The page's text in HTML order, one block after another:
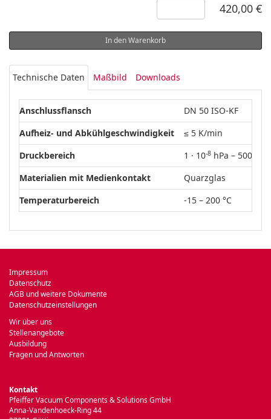
420,00 €
In den Warenkorb
Technische Daten Maßbild Downloads
Anschlussflansch
DN 50 ISO-KF
Aufheiz- und Abkühlgeschwindigkeit
≤ 5 K/min
Druckbereich
1 · 10-8 hPa – 500
Materialien mit Medienkontakt
Quarzglas
Temperaturbereich
-15 – 200 °C
Impressum
Datenschutz
AGB und weitere Dokumente
Datenschutzeinstellungen
Wir über uns
Stellenangebote
Ausbildung
Fragen und Antworten
Kontakt
Pfeiffer Vacuum Components & Solutions GmbH
Anna-Vandenhoeck-Ring 44